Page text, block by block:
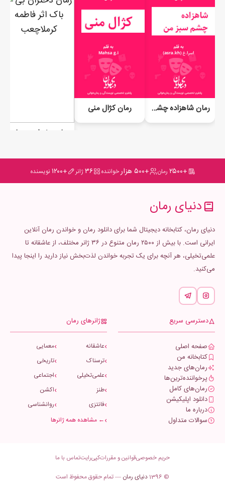
رمان شاهزاده چشم سبز من
رمان کژال منی
+۲۵۰۰ رمان +۵۰۰ هزار خواننده ۳۶ژانر +۱۲۰۰ نویسنده
دنیای رمان
دنیای رمان، کتابخانه دیجیتال شما برای دانلود رمان و خواندن رمان آنلاین
ایرانی است. با بیش از ۲۵۰۰ رمان متنوع در ۳۶ ژانر مختلف، از عاشقانه تا
علمی‌تخیلی، هر آنچه برای یک تجربه خواندن لذت‌بخش نیاز دارید را اینجا پیدا
می‌کنید.
دسترسی سریع
صفحه اصلی
کتابخانه من
رمان‌های جدید
پرخواننده‌ترین‌ها
رمان‌های کامل
دانلود اپلیکیشن
درباره ما
سوالات متداول
ژانرهای رمان
عاشقانه
معمایی
ترسناک
تاریخی
علمی‌تخیلی
اجتماعی
طنز
اکشن
فانتزی
روانشناسی
← مشاهده همه ژانرها
© 1396 دنیای رمان — تمام حقوق محفوظ است
حریم خصوصیقوانین و مقرراتکپی‌رایتتماس با ما